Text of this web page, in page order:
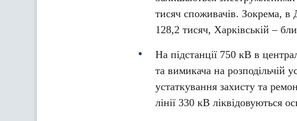
тисяч споживачів. Зокрема, в
128,2 тисяч, Харківській –
На підстанції 750 кВ в
та вимикача на розподільчій
устаткування захисту та
лінії 330 кВ ліквідовуються